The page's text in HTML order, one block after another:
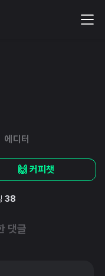
디터
🙌 커피챗
38
댓글